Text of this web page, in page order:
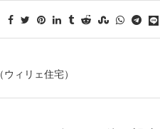
ィリェ住宅）